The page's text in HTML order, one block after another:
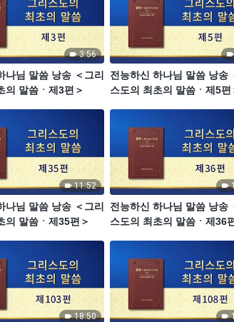
3:56
나님 말씀 낭송 ＜그리
의 말씀ㆍ제3편＞
전능하신 하나님 말씀 낭송
스도의 최초의 말씀ㆍ제5편
11:52
나님 말씀 낭송 ＜그리
의 말씀ㆍ제35편＞
전능하신 하나님 말씀 낭송
스도의 최초의 말씀ㆍ제36
18:50